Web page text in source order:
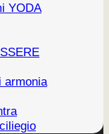
YODA
armonia